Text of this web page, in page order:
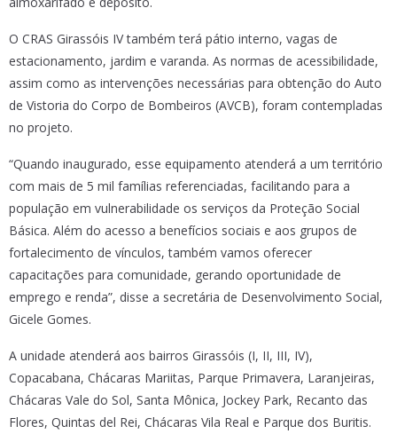
O CRAS Girassóis IV também terá pátio interno, vagas de
estacionamento, jardim e varanda. As normas de acessibilidade,
assim como as intervenções necessárias para obtenção do Auto
de Vistoria do Corpo de Bombeiros (AVCB), foram contempladas
no projeto.
“Quando inaugurado, esse equipamento atenderá a um território
com mais de 5 mil famílias referenciadas, facilitando para a
população em vulnerabilidade os serviços da Proteção Social
Básica. Além do acesso a benefícios sociais e aos grupos de
fortalecimento de vínculos, também vamos oferecer
capacitações para comunidade, gerando oportunidade de
emprego e renda”, disse a secretária de Desenvolvimento Social,
Gicele Gomes.
A unidade atenderá aos bairros Girassóis (I, II, III, IV),
Copacabana, Chácaras Mariitas, Parque Primavera, Laranjeiras,
Chácaras Vale do Sol, Santa Mônica, Jockey Park, Recanto das
Flores, Quintas del Rei, Chácaras Vila Real e Parque dos Buritis.